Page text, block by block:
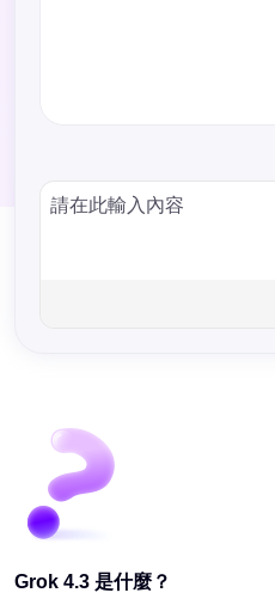
Grok 4.3 是什麼？